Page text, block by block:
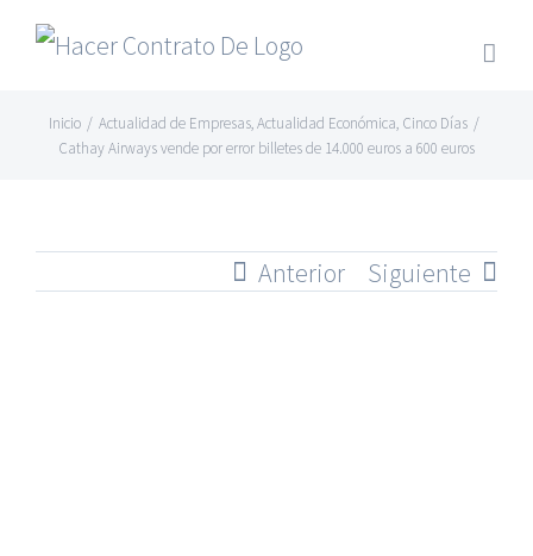
Skip
Inicio / Actualidad de Empresas,Actualidad Económica, Cinco Días /
Cathay Airways vende por error billetes de 14.000 euros a 600 euros
Anterior Siguiente